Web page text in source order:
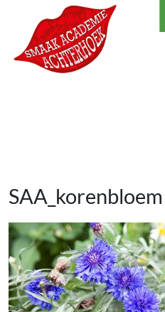
Ga naar de inhoud
Hoofdnavigatie
SAA_korenbloem